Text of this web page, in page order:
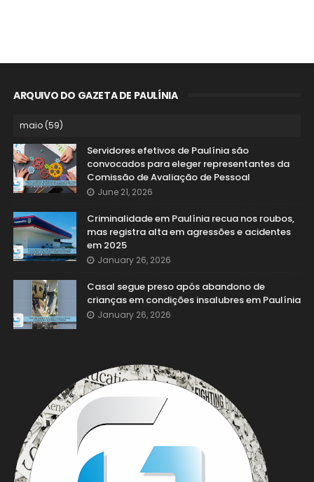
ARQUIVO DO GAZETA DE PAULÍNIA
Servidores efetivos de Paulínia são
convocados para eleger representantes da
Comissão de Avaliação de Pessoal
June 21, 2026
Criminalidade em Paulínia recua nos roubos,
mas registra alta em agressões e acidentes
em 2025
January 26, 2026
Casal segue preso após abandono de
crianças em condições insalubres em Paulínia
January 26, 2026